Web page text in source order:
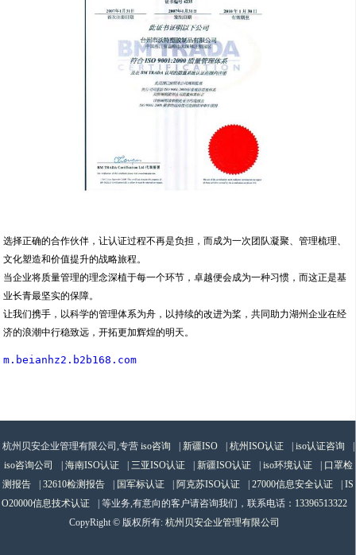
选择正确的合作伙伴，让认证过程不再是负担，而成为一次团队凝聚、管理梳理、
文化塑造和价值提升的战略旅程。
当企业将质量管理的理念深植于每一个环节，卓越便会成为一种习惯，而这正是基
业长青最坚实的保障。
让我们携手，以科学的管理体系为舟，以持续的改进为桨，共同助力湖州企业在经
济的浪潮中行稳致远，开拓更加辉煌的明天。
m.beianhz2.b2b168.com
杭州贝安企业管理有限公司,专营 iso咨询 新疆ISO 杭州ISO认证 iso认证咨询
iso咨询公司
海南ISO认证 三亚ISO认证 新疆ISO认证 iso环境认证
口罩检
测报告
32610检测报告 国军标认证 阿克苏ISO认证 27000信息安全认证
IS
O20000信息技术认证
| 等业务,有意向的客户请咨询我们，联系电话： 13396513322
CopyRight © 版权所有: 杭州贝安企业管理有限公司